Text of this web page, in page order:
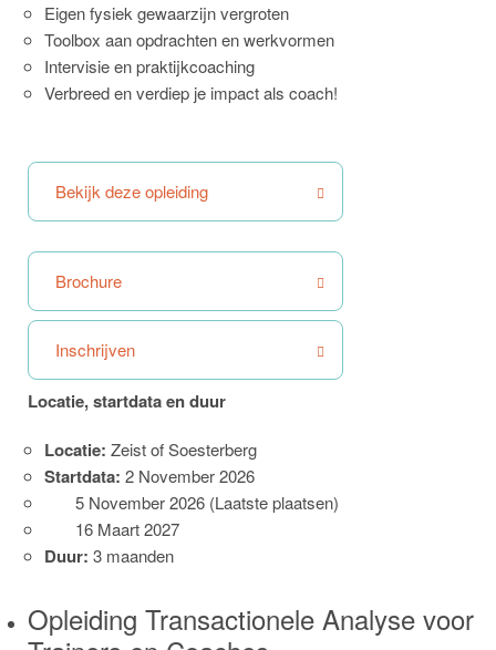
Eigen fysiek gewaarzijn vergroten
Toolbox aan opdrachten en werkvormen
Intervisie en praktijkcoaching
Verbreed en verdiep je impact als coach!
Bekijk deze opleiding
Brochure
Inschrijven
Locatie, startdata en duur
Locatie: Zeist of Soesterberg
Startdata: 2 November 2026
5 November 2026 (Laatste plaatsen)
16 Maart 2027
Duur: 3 maanden
Opleiding Transactionele Analyse voor